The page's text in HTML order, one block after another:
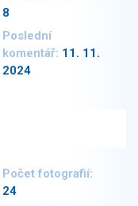
8
Poslední
komentář: 11. 11.
2024
Počet fotografií:
24